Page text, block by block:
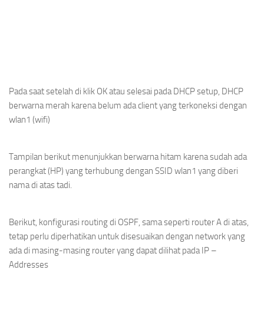
Pada saat setelah di klik OK atau selesai pada DHCP setup, DHCP
berwarna merah karena belum ada client yang terkoneksi dengan
wlan1 (wifi)
Tampilan berikut menunjukkan berwarna hitam karena sudah ada
perangkat (HP) yang terhubung dengan SSID wlan1 yang diberi
nama di atas tadi.
Berikut, konfigurasi routing di OSPF, sama seperti router A di atas,
tetap perlu diperhatikan untuk disesuaikan dengan network yang
ada di masing-masing router yang dapat dilihat pada IP –
Addresses